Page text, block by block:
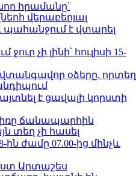
հրամանը՝
վերաբերյալ
պահանջում է վտարել
չի լինի՝ հուլիսի 15-
օձերը. որտեղ
է ցավալի կորստի
ճանապարհին
տեղ չի հասել
ին ժամը 07.00-ից մինչև
Արտաշես